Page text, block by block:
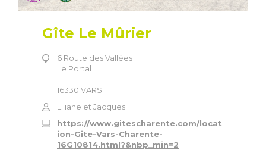
Gîte Le Mûrier
6 Route des Vallées
Le Portal
16330 VARS
Liliane et Jacques
https://www.gitescharente.com/locat
ion-Gite-Vars-Charente-
16G10814.html?&nbp_min=2